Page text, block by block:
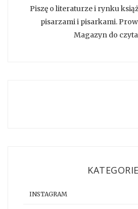
Piszę o literaturze i rynku
pisarzami i pisarkami.
Magazyn do
KATEGORIE
INSTAGRAM